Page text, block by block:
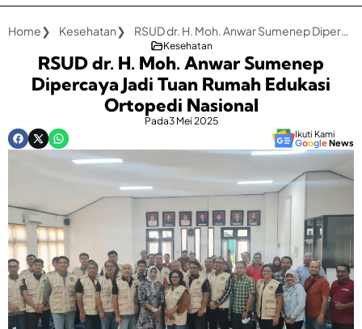
Home Kesehatan RSUD dr. H. Moh. Anwar Sumenep Dipercaya Jadi Tuan Rumah Edukasi Ortopedi Nasional
Kesehatan
RSUD dr. H. Moh. Anwar Sumenep
Dipercaya Jadi Tuan Rumah Edukasi
Ortopedi Nasional
Pada3 Mei 2025
Ikuti Kami
GoogleNews